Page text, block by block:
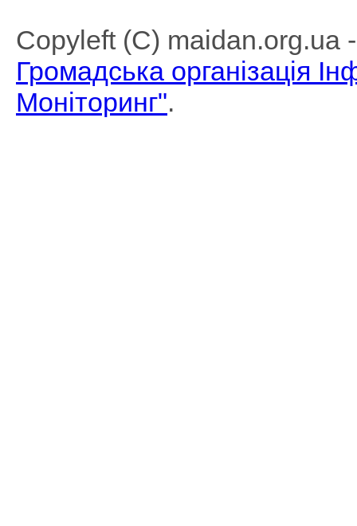
Copyleft (C) maidan.org.ua
Громадська організація
Моніторинг".